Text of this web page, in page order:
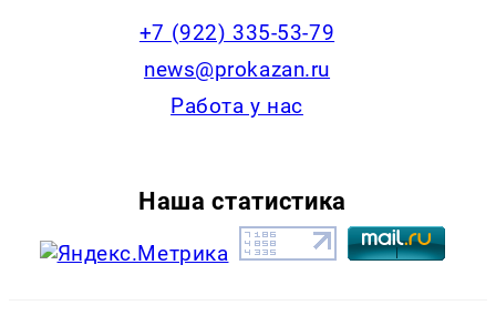
+7 (922) 335-53-79
news@prokazan.ru
Работа у нас
Наша статистика